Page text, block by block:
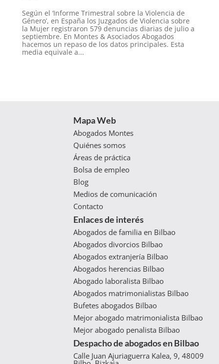
Según el ‘Informe Trimestral sobre la Violencia de
Género’, en España los Juzgados de Violencia sobre
la Mujer registraron 579 denuncias diarias de julio a
septiembre. En Montes & Asociados Abogados
hacemos un repaso de los datos principales. Esta
media equivale a...
Mapa Web
Abogados Montes
Quiénes somos
Áreas de práctica
Bolsa de empleo
Blog
Medios de comunicación
Contacto
Enlaces de interés
Abogados de familia en Bilbao
Abogados divorcios Bilbao
Abogados extranjería Bilbao
Abogados herencias Bilbao
Abogado laboralista Bilbao
Abogados matrimonialistas Bilbao
Bufetes abogados Bilbao
Mejor abogado matrimonialista Bilbao
Mejor abogado penalista Bilbao
Despacho de abogados en Bilbao
Calle Juan Ajuriaguerra Kalea, 9, 48009